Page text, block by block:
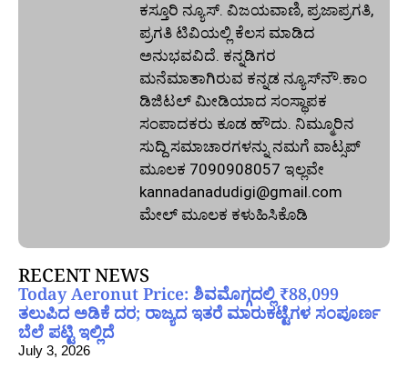
ಕಸ್ತೂರಿ ನ್ಯೂಸ್‌. ವಿಜಯವಾಣಿ, ಪ್ರಜಾಪ್ರಗತಿ,
ಪ್ರಗತಿ ಟಿವಿಯಲ್ಲಿ ಕೆಲಸ ಮಾಡಿದ
ಅನುಭವವಿದೆ. ಕನ್ನಡಿಗರ
ಮನೆಮಾತಾಗಿರುವ ಕನ್ನಡ ನ್ಯೂಸ್‌ನೌ.ಕಾಂ
ಡಿಜಿಟಲ್‌ ಮೀಡಿಯಾದ ಸಂಸ್ಥಾಪಕ
ಸಂಪಾದಕರು ಕೂಡ ಹೌದು. ನಿಮ್ಮೂರಿನ
ಸುದ್ದಿ ಸಮಾಚಾರಗಳನ್ನು ನಮಗೆ ವಾಟ್ಸಪ್‌
ಮೂಲಕ 7090908057 ಇಲ್ಲವೇ
kannadanadudigi@gmail.com
ಮೇಲ್‌ ಮೂಲಕ ಕಳುಹಿಸಿಕೊಡಿ
RECENT NEWS
Today Aeronut Price: ಶಿವಮೊಗ್ಗದಲ್ಲಿ ₹88,099
ತಲುಪಿದ ಅಡಿಕೆ ದರ; ರಾಜ್ಯದ ಇತರೆ ಮಾರುಕಟ್ಟೆಗಳ ಸಂಪೂರ್ಣ
ಬೆಲೆ ಪಟ್ಟಿ ಇಲ್ಲಿದೆ
July 3, 2026